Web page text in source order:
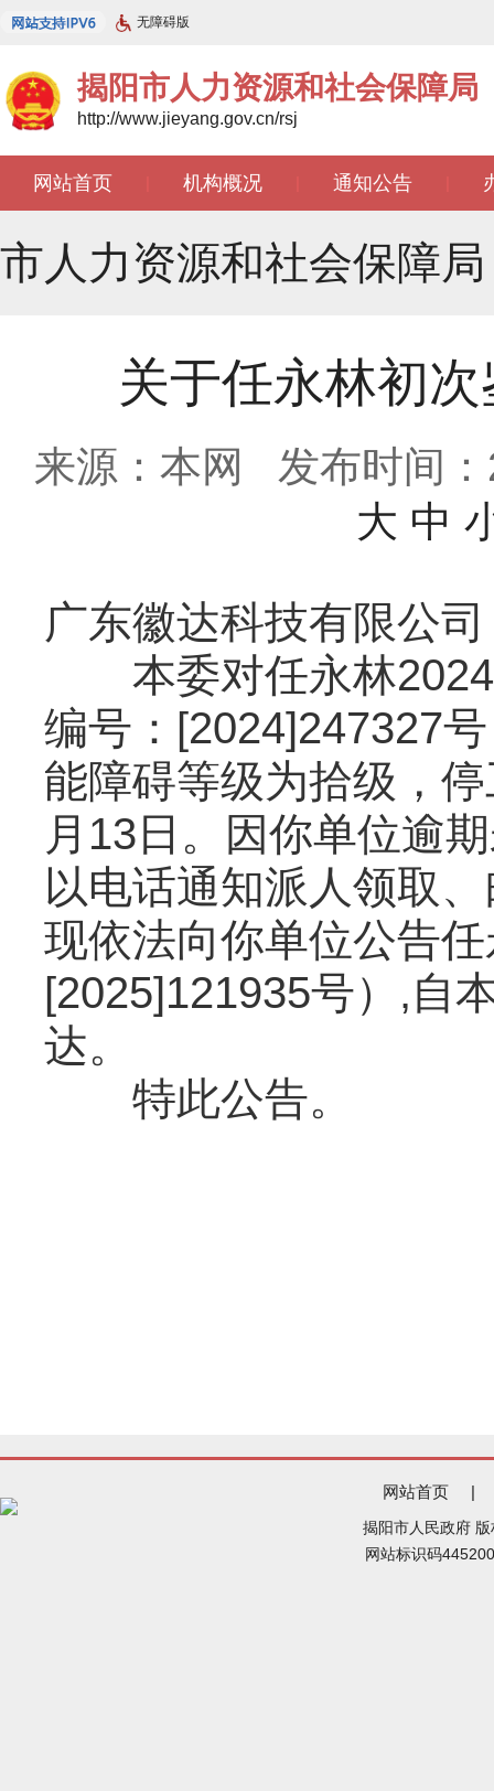
无障碍版
揭阳市人力资源和社会保障局
http://www.jieyang.gov.cn/rsj
网站首页 机构概况 通知公告
市人力资源和社会保障局
关于任永林初
来源：本网
发布时间
大 中
广东徽达科技有限公
本委对任永林2024
编号：[2024]247327
能障碍等级为拾级，
月13日。因你单位逾
以电话通知派人领取
现依法向你单位公告
[2025]121935号）,自
达。
特此公告。
网站首页 |
揭阳市人民政府
网站标识码